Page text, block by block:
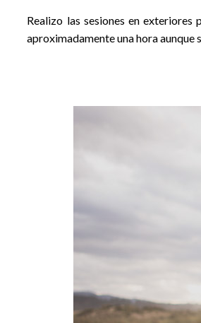
Realizo las sesiones en
aproximadamente una hora